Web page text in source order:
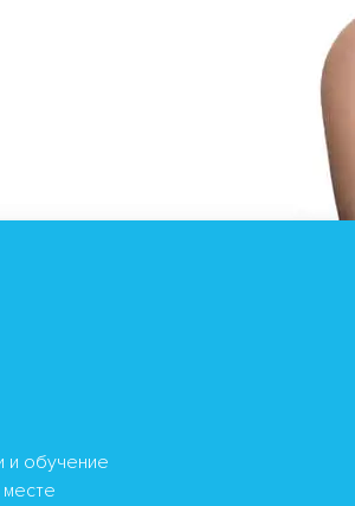
и обучение